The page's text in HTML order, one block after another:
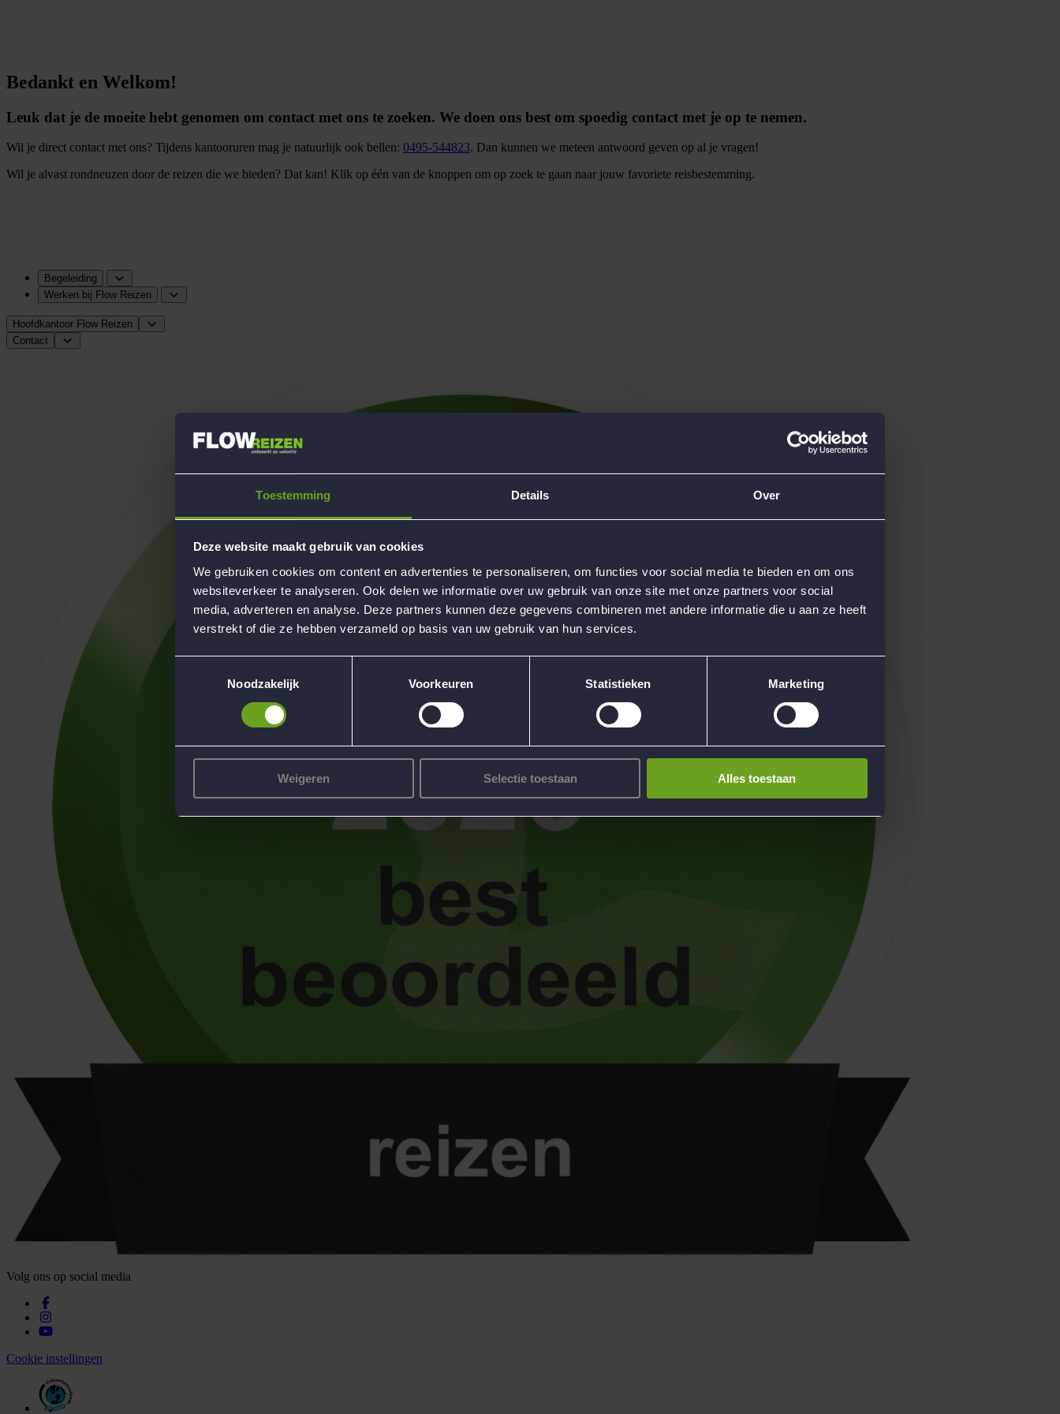
Toestemming Details Over
Deze website maakt gebruik van cookies
We gebruiken cookies om content en advertenties te personaliseren, om functies voor social media te bieden en om ons
websiteverkeer te analyseren. Ook delen we informatie over uw gebruik van onze site met onze partners voor social
media, adverteren en analyse. Deze partners kunnen deze gegevens combineren met andere informatie die u aan ze heeft
verstrekt of die ze hebben verzameld op basis van uw gebruik van hun services.
Noodzakelijk
Voorkeuren Statistieken Marketing
Weigeren Selectie toestaan Alles toestaan
Bedankt en Welkom!
Leuk dat je de moeite hebt genomen om contact met ons te zoeken. We doen ons best om spoedig contact met je op te nemen.
Wil je direct contact met ons? Tijdens kantooruren mag je natuurlijk ook bellen: 0495-544823. Dan kunnen we meteen antwoord geven op al je vragen!
Wil je alvast rondneuzen door de reizen die we bieden? Dat kan! Klik op één van de knoppen om op zoek te gaan naar jouw favoriete reisbestemming.
Begeleiding
Werken bij Flow Reizen
Hoofdkantoor Flow Reizen
Contact
Volg ons op social media
Cookie instellingen